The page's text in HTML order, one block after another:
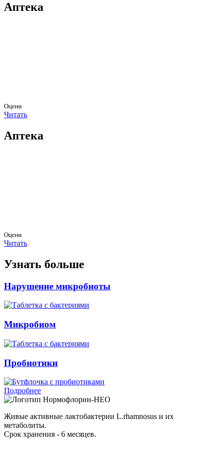
Аптека
Оцени
Читать
Аптека
Оцени
Читать
Узнать больше
Нарушение микробиоты
Микробиом
Пробиотики
Подробнее
Нормофлорин-НЕО
Живые активные лактобактерии L.rhamnosus и их
метаболиты.
Срок хранения - 6 месяцев.